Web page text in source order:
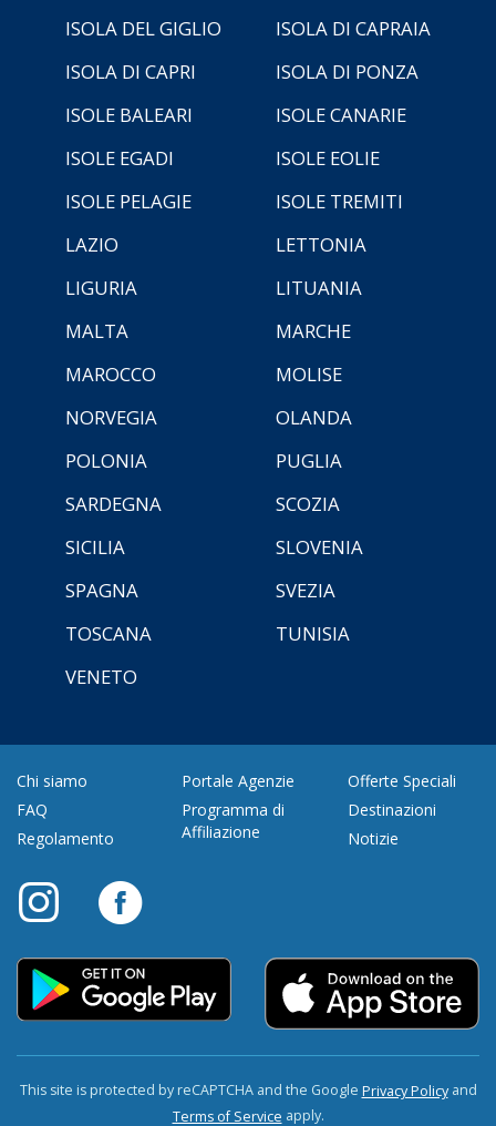
ISOLA DEL GIGLIO
ISOLA DI CAPRAIA
ISOLA DI CAPRI
ISOLA DI PONZA
ISOLE BALEARI
ISOLE CANARIE
ISOLE EGADI
ISOLE EOLIE
ISOLE PELAGIE
ISOLE TREMITI
LAZIO
LETTONIA
LIGURIA
LITUANIA
MALTA
MARCHE
MAROCCO
MOLISE
NORVEGIA
OLANDA
POLONIA
PUGLIA
SARDEGNA
SCOZIA
SICILIA
SLOVENIA
SPAGNA
SVEZIA
TOSCANA
TUNISIA
VENETO
Chi siamo
FAQ
Regolamento
Portale Agenzie
Programma di
Affiliazione
Offerte Speciali
Destinazioni
Notizie
This site is protected by reCAPTCHA and the Google Privacy Policyand
Terms of Service apply.